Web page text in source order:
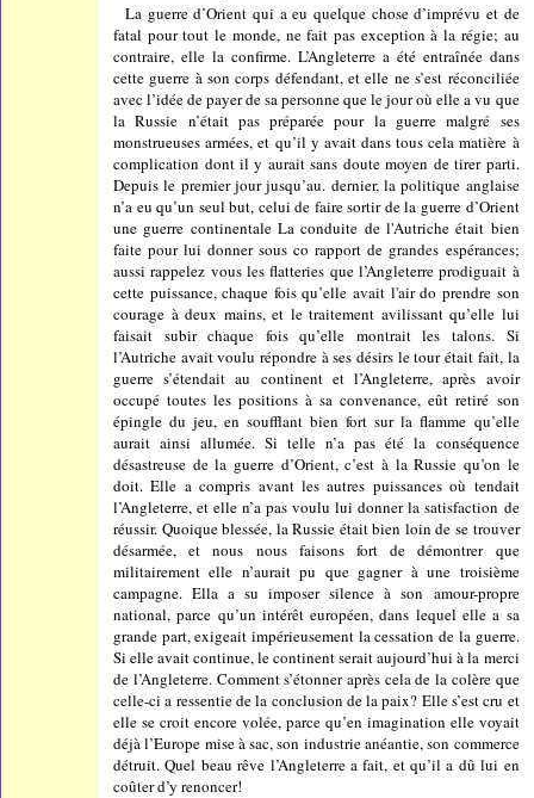
La guerre d’Orient qui a eu quelque chose d’imprévu et de
fatal pour tout le monde, ne fait pas exception à la régie; au
contraire, elle la confirme. L’Angleterre a été entraînée dans
cette guerre à son corps défendant, et elle ne s’est réconciliée
avec l’idée de payer de sa personne que le jour où elle a vu que
la Russie n’était pas préparée pour la guerre malgré ses
monstrueuses armées, et qu’il y avait dans tous cela matière à
complication dont il y aurait sans doute moyen de tirer parti.
Depuis le premier jour jusqu’au. dernier, la politique anglaise
n’a eu qu’un seul but, celui de faire sortir de la guerre d’Orient
une guerre continentale La conduite de l'Autriche était bien
faite pour lui donner sous co rapport de grandes espérances;
aussi rappelez vous les flatteries que l’Angleterre prodiguait à
cette puissance, chaque fois qu’elle avait l'air do prendre son
courage à deux mains, et le traitement avilissant qu’elle lui
faisait subir chaque fois qu’elle montrait les talons. Si
l’Autriche avait voulu répondre à ses désirs le tour était fait, la
guerre s’étendait au continent et l’Angleterre, après avoir
occupé toutes les positions à sa convenance, eût retiré son
épingle du jeu, en soufflant bien fort sur la flamme qu’elle
aurait ainsi allumée. Si telle n’a pas été la conséquence
désastreuse de la guerre d’Orient, c’est à la Russie qu’on le
doit. Elle a compris avant les autres puissances où tendait
l’Angleterre, et elle n’a pas voulu lui donner la satisfaction de
réussir. Quoique blessée, la Russie était bien loin de se trouver
désarmée, et nous nous faisons fort de démontrer que
militairement elle n’aurait pu que gagner à une troisième
campagne. Ella a su imposer silence à son amour-propre
national, parce qu’un intérêt européen, dans lequel elle a sa
grande part, exigeait impérieusement la cessation de la guerre.
Si elle avait continue, le continent serait aujourd’hui à la merci
de l’Angleterre. Comment s’étonner après cela de la colère que
celle-ci a ressentie de la conclusion de la paix? Elle s’est cru et
elle se croit encore volée, parce qu’en imagination elle voyait
déjà l’Europe mise à sac, son industrie anéantie, son commerce
détruit. Quel beau rêve l’Angleterre a fait, et qu’il a dû lui en
coûter d’y renoncer!